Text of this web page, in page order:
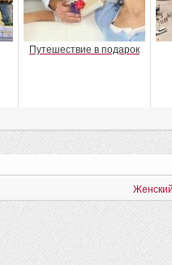
Путешествие в подарок